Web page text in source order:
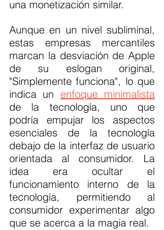
una monetización similar.
Aunque en un nivel subliminal,
estas empresas mercantiles
marcan la desviación de Apple
de su eslogan original,
"Simplemente funciona", lo que
indica un enfoque minimalista
de la tecnología, uno que
podría empujar los aspectos
esenciales de la tecnología
debajo de la interfaz de usuario
orientada al consumidor. La
idea era ocultar el
funcionamiento interno de la
tecnología, permitiendo al
consumidor experimentar algo
que se acerca a la magia real.